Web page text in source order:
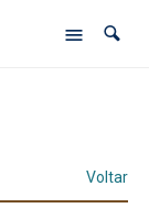
Voltar